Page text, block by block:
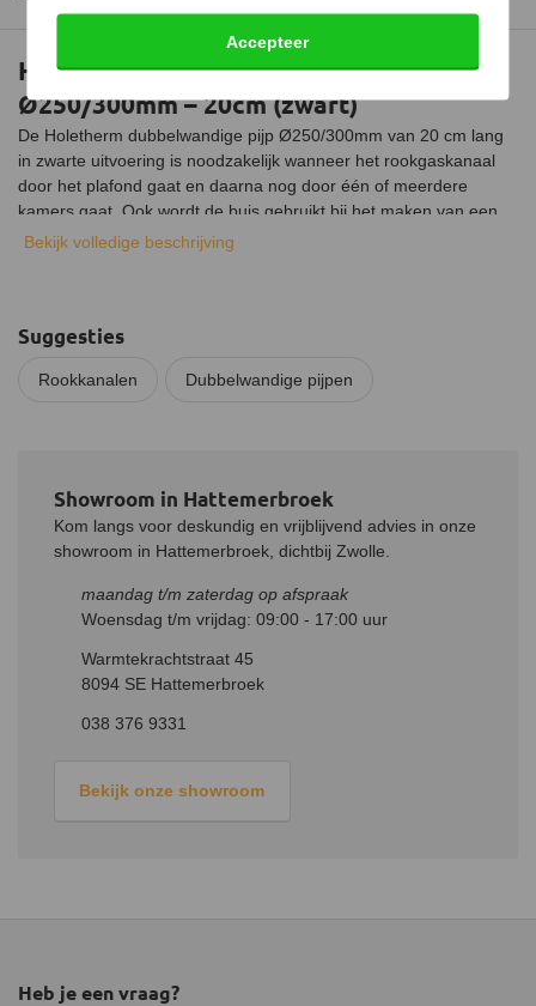
Holetherm dubbelwandige pijp
Ø250/300mm – 20cm (zwart)
De Holetherm dubbelwandige pijp Ø250/300mm van 20 cm lang
in zwarte uitvoering is noodzakelijk wanneer het rookgaskanaal
door het plafond gaat en daarna nog door één of meerdere
kamers gaat. Ook wordt de buis gebruikt bij het maken van een
doorvoer in een wand of plafond. De buis is geïsoleerd waardoor
Materiaal
316L en de buitenkant van RVS 304. Voor een langere
isolatie bij zeer hoge temperaturen, het is ook zeer
milieuvriendelijk.
Deze Holetherm pijp is eenvoudig op andere Holetherm
kachelpijpen te installeren. Dit verloopt door middel van een
insteeksysteem, waarbij je de verbinding met de meegeleverde
klemband vast zet. Indien de dubbelwandige pijp op een
benodigd.
Bekijk volledige beschrijving
Suggesties
Rookkanalen Dubbelwandige pijpen
Showroom in Hattemerbroek
Kom langs voor deskundig en vrijblijvend advies in onze
showroom in Hattemerbroek, dichtbij Zwolle.
maandag t/m zaterdag op afspraak
Woensdag t/m vrijdag: 09:00 - 17:00 uur
Warmtekrachtstraat 45
8094 SE Hattemerbroek
038 376 9331
Bekijk onze showroom
Heb je een vraag?
Accepteer